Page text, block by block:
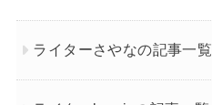
ライターさやなの記事一覧